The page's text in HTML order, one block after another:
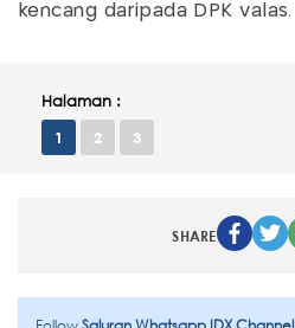
kencang daripada DPK valas.
Halaman :
1 2 3
SHARE